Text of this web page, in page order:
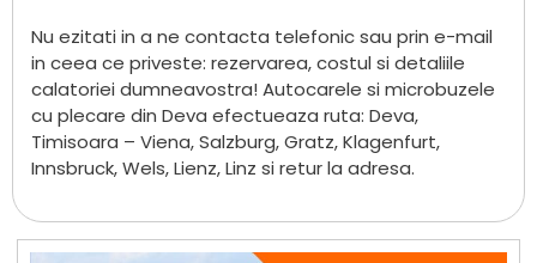
Nu ezitati in a ne contacta telefonic sau prin e-mail
in ceea ce priveste: rezervarea, costul si detaliile
calatoriei dumneavostra! Autocarele si microbuzele
cu plecare din Deva efectueaza ruta: Deva,
Timisoara – Viena, Salzburg, Gratz, Klagenfurt,
Innsbruck, Wels, Lienz, Linz si retur la adresa.